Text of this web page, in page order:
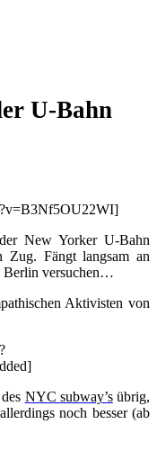
U-Bahn
New Yorker U-Bahn
Zug. Fängt langsam an
Berlin versuchen…
Aktivisten von
NYC subway’sübrig,
noch besser (ab